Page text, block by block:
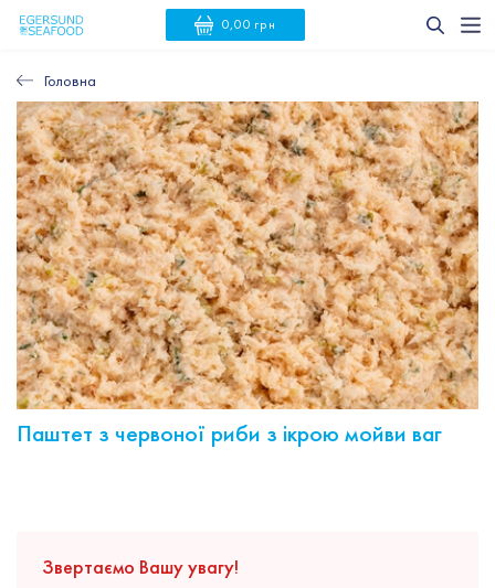
0,00 грн
Головна
Паштет з червоної риби з ікрою мойви ваг
Звертаємо Вашу увагу!